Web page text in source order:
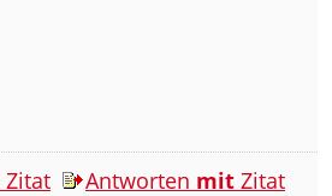
Zitat Antworten mit Zitat